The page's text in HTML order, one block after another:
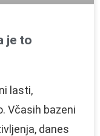
je to
lasti,
Včasih bazeni
danes